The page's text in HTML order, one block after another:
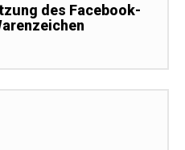
des Facebook-